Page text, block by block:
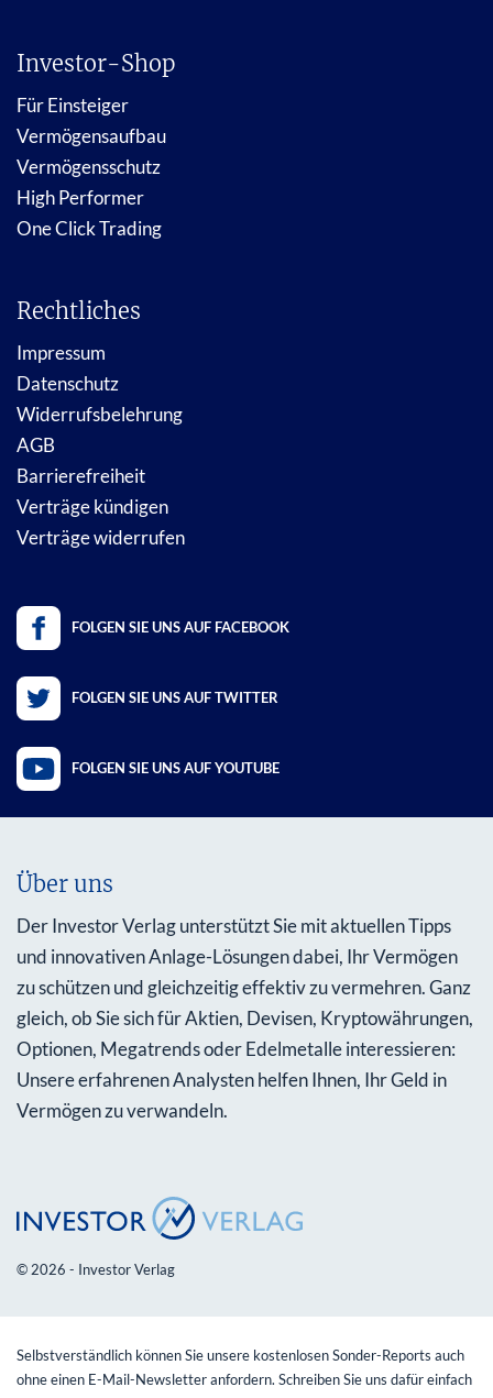
Investor-Shop
Für Einsteiger
Vermögensaufbau
Vermögensschutz
High Performer
One Click Trading
Rechtliches
Impressum
Datenschutz
Widerrufsbelehrung
AGB
Barrierefreiheit
Verträge kündigen
Verträge widerrufen
FOLGEN SIE UNS AUF FACEBOOK
FOLGEN SIE UNS AUF TWITTER
FOLGEN SIE UNS AUF YOUTUBE
Über uns
Der Investor Verlag unterstützt Sie mit aktuellen Tipps
und innovativen Anlage-Lösungen dabei, Ihr Vermögen
zu schützen und gleichzeitig effektiv zu vermehren. Ganz
gleich, ob Sie sich für Aktien, Devisen, Kryptowährungen,
Optionen, Megatrends oder Edelmetalle interessieren:
Unsere erfahrenen Analysten helfen Ihnen, Ihr Geld in
Vermögen zu verwandeln.
© 2026 - Investor Verlag
Selbstverständlich können Sie unsere kostenlosen Sonder-Reports auch
ohne einen E-Mail-Newsletter anfordern. Schreiben Sie uns dafür einfach